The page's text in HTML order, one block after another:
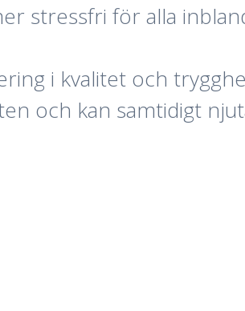
stressfri för alla
i kvalitet och
och kan samtidigt